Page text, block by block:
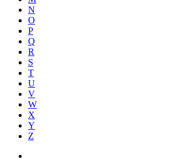
N
O
P
Q
R
S
T
U
V
W
X
Y
Z